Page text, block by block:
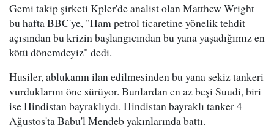
Gemi takip şirketi Kpler'de analist olan Matthew Wright
bu hafta BBC'ye, "Ham petrol ticaretine yönelik tehdit
açısından bu krizin başlangıcından bu yana yaşadığımız en
kötü dönemdeyiz" dedi.
Husiler, ablukanın ilan edilmesinden bu yana sekiz tankeri
vurduklarını öne sürüyor. Bunlardan en az beşi Suudi, biri
ise Hindistan bayraklıydı. Hindistan bayraklı tanker 4
Ağustos'ta Babu'l Mendeb yakınlarında battı.